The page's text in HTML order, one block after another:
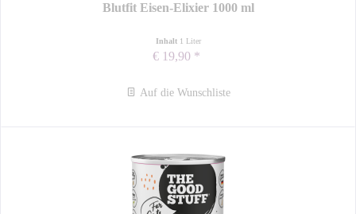
Blutfit Eisen-Elixier 1000 ml
Inhalt 1 Liter
€ 19,90 *
Auf die Wunschliste